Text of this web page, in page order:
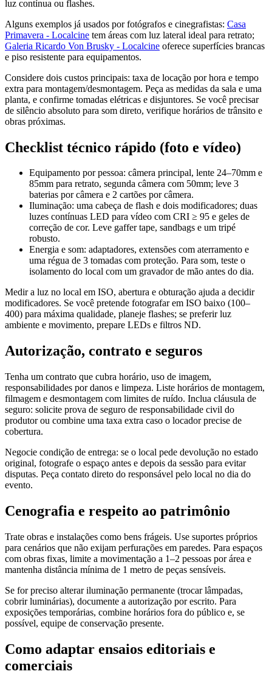
luz contínua ou flashes.
Alguns exemplos já usados por fotógrafos e cinegrafistas: Casa
Primavera - Localcine tem áreas com luz lateral ideal para retrato;
Galeria Ricardo Von Brusky - Localcine oferece superfícies brancas
e piso resistente para equipamentos.
Considere dois custos principais: taxa de locação por hora e tempo
extra para montagem/desmontagem. Peça as medidas da sala e uma
planta, e confirme tomadas elétricas e disjuntores. Se você precisar
de silêncio absoluto para som direto, verifique horários de trânsito e
obras próximas.
Checklist técnico rápido (foto e vídeo)
Equipamento por pessoa: câmera principal, lente 24–70mm e
85mm para retrato, segunda câmera com 50mm; leve 3
baterias por câmera e 2 cartões por câmera.
Iluminação: uma cabeça de flash e dois modificadores; duas
luzes contínuas LED para vídeo com CRI ≥ 95 e geles de
correção de cor. Leve gaffer tape, sandbags e um tripé
robusto.
Energia e som: adaptadores, extensões com aterramento e
uma régua de 3 tomadas com proteção. Para som, teste o
isolamento do local com um gravador de mão antes do dia.
Medir a luz no local em ISO, abertura e obturação ajuda a decidir
modificadores. Se você pretende fotografar em ISO baixo (100–
400) para máxima qualidade, planeje flashes; se preferir luz
ambiente e movimento, prepare LEDs e filtros ND.
Autorização, contrato e seguros
Tenha um contrato que cubra horário, uso de imagem,
responsabilidades por danos e limpeza. Liste horários de montagem,
filmagem e desmontagem com limites de ruído. Inclua cláusula de
seguro: solicite prova de seguro de responsabilidade civil do
produtor ou combine uma taxa extra caso o locador precise de
cobertura.
Negocie condição de entrega: se o local pede devolução no estado
original, fotografe o espaço antes e depois da sessão para evitar
disputas. Peça contato direto do responsável pelo local no dia do
evento.
Cenografia e respeito ao patrimônio
Trate obras e instalações como bens frágeis. Use suportes próprios
para cenários que não exijam perfurações em paredes. Para espaços
com obras fixas, limite a movimentação a 1–2 pessoas por área e
mantenha distância mínima de 1 metro de peças sensíveis.
Se for preciso alterar iluminação permanente (trocar lâmpadas,
cobrir luminárias), documente a autorização por escrito. Para
exposições temporárias, combine horários fora do público e, se
possível, equipe de conservação presente.
Como adaptar ensaios editoriais e
comerciais